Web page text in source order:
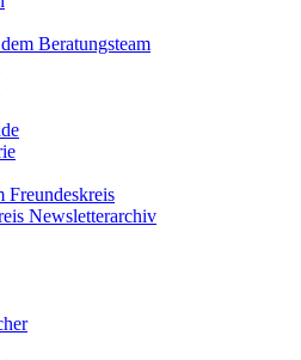
Beratungsteam
Freundeskreis
Newsletterarchiv